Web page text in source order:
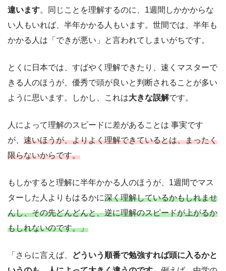
違います。同じことを理解するのに、1週間しかかからな
い人もいれば、半年かかる人もいます。世間では、半年も
かかる人は「できが悪い」と言われてしまいがちです。
とくに日本では、すばやく理解できたり、速くマスターで
きる人のほうが、優秀で頭が良いと判断されることが多い
ように思います。しかし、これは大きな誤解です。
人によって理解のスピードに差があることは 事実です
が、 速いほうが、よりよく理解できているとは、まったく
限らないからです。
もしかすると理解に半年かかる人のほうが、1週間でマス
ターした人よりもはるかに深く理解しているかもしれませ
んし、その先どんどんと、逆に理解のスピードが上がるか
もしれないのです。」
「さらに言えば、
どういう順番で勉強すれば頭に入るかと